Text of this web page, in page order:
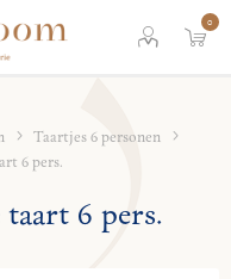
0
Taartjes 6 personen
6 pers.
6 pers.